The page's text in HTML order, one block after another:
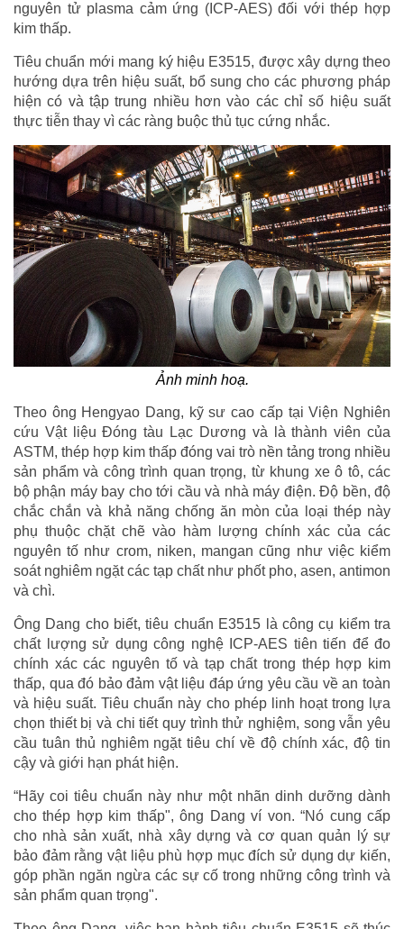
nguyên tử plasma cảm ứng (ICP-AES) đối với thép hợp
kim thấp.
Tiêu chuẩn mới mang ký hiệu E3515, được xây dựng theo
hướng dựa trên hiệu suất, bổ sung cho các phương pháp
hiện có và tập trung nhiều hơn vào các chỉ số hiệu suất
thực tiễn thay vì các ràng buộc thủ tục cứng nhắc.
Ảnh minh hoạ.
Theo ông Hengyao Dang, kỹ sư cao cấp tại Viện Nghiên
cứu Vật liệu Đóng tàu Lạc Dương và là thành viên của
ASTM, thép hợp kim thấp đóng vai trò nền tảng trong nhiều
sản phẩm và công trình quan trọng, từ khung xe ô tô, các
bộ phận máy bay cho tới cầu và nhà máy điện. Độ bền, độ
chắc chắn và khả năng chống ăn mòn của loại thép này
phụ thuộc chặt chẽ vào hàm lượng chính xác của các
nguyên tố như crom, niken, mangan cũng như việc kiểm
soát nghiêm ngặt các tạp chất như phốt pho, asen, antimon
và chì.
Ông Dang cho biết, tiêu chuẩn E3515 là công cụ kiểm tra
chất lượng sử dụng công nghệ ICP-AES tiên tiến để đo
chính xác các nguyên tố và tạp chất trong thép hợp kim
thấp, qua đó bảo đảm vật liệu đáp ứng yêu cầu về an toàn
và hiệu suất. Tiêu chuẩn này cho phép linh hoạt trong lựa
chọn thiết bị và chi tiết quy trình thử nghiệm, song vẫn yêu
cầu tuân thủ nghiêm ngặt tiêu chí về độ chính xác, độ tin
cậy và giới hạn phát hiện.
“Hãy coi tiêu chuẩn này như một nhãn dinh dưỡng dành
cho thép hợp kim thấp", ông Dang ví von. “Nó cung cấp
cho nhà sản xuất, nhà xây dựng và cơ quan quản lý sự
bảo đảm rằng vật liệu phù hợp mục đích sử dụng dự kiến,
góp phần ngăn ngừa các sự cố trong những công trình và
sản phẩm quan trọng".